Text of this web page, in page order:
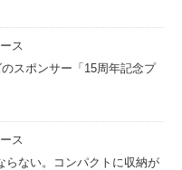
ス
スポンサー「15周年記念プ
ス
らない。コンパクトに収納が